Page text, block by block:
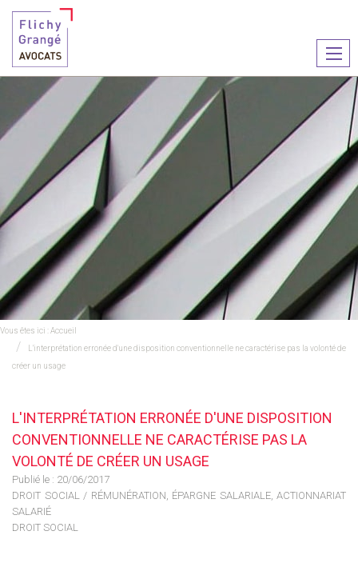
le
Vous êtes ici :Accueil
L'interprétation erronée d'une disposition conventionnelle ne caractérise pas la volonté de
créer un usage
L'INTERPRÉTATION ERRONÉE D'UNE DISPOSITION
CONVENTIONNELLE NE CARACTÉRISE PAS LA
VOLONTÉ DE CRÉER UN USAGE
Publié le : 20/06/2017
DROIT SOCIAL/ RÉMUNÉRATION, ÉPARGNE SALARIALE, ACTIONNARIAT
SALARIÉ
DROIT SOCIAL